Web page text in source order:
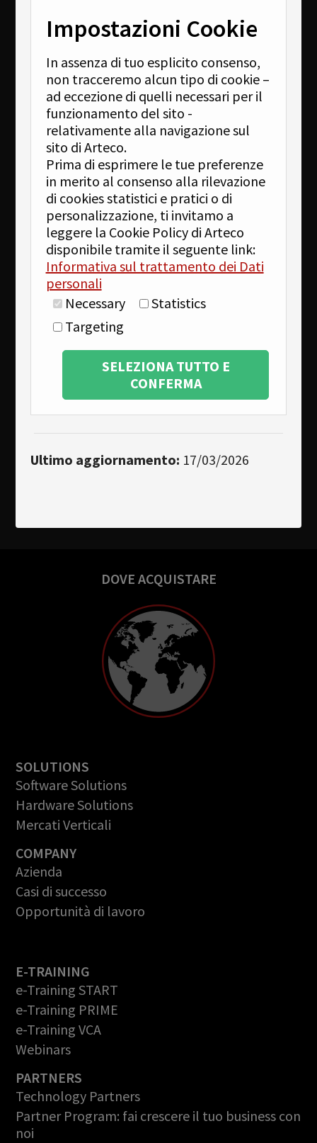
Impostazioni Cookie
In assenza di tuo esplicito consenso,
non tracceremo alcun tipo di cookie –
ad eccezione di quelli necessari per il
funzionamento del sito -
relativamente alla navigazione sul
sito di Arteco.
Prima di esprimere le tue preferenze
in merito al consenso alla rilevazione
di cookies statistici e pratici o di
personalizzazione, ti invitamo a
leggere la Cookie Policy di Arteco
disponibile tramite il seguente link:
Informativa sul trattamento dei Dati
personali
Necessary
Statistics
Targeting
SELEZIONA TUTTO E
CONFERMA
Ultimo aggiornamento: 17/03/2026
DOVE ACQUISTARE
SOLUTIONS
Software Solutions
Hardware Solutions
Mercati Verticali
COMPANY
Azienda
Casi di successo
Opportunità di lavoro
E-TRAINING
e-Training START
e-Training PRIME
e-Training VCA
Webinars
PARTNERS
Technology Partners
Partner Program: fai crescere il tuo business con
noi